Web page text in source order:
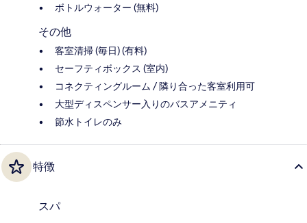
ボトルウォーター (無料)
その他
客室清掃 (毎日) (有料)
セーフティボックス (室内)
コネクティングルーム / 隣り合った客室利用可
大型ディスペンサー入りのバスアメニティ
節水トイレのみ
特徴
スパ